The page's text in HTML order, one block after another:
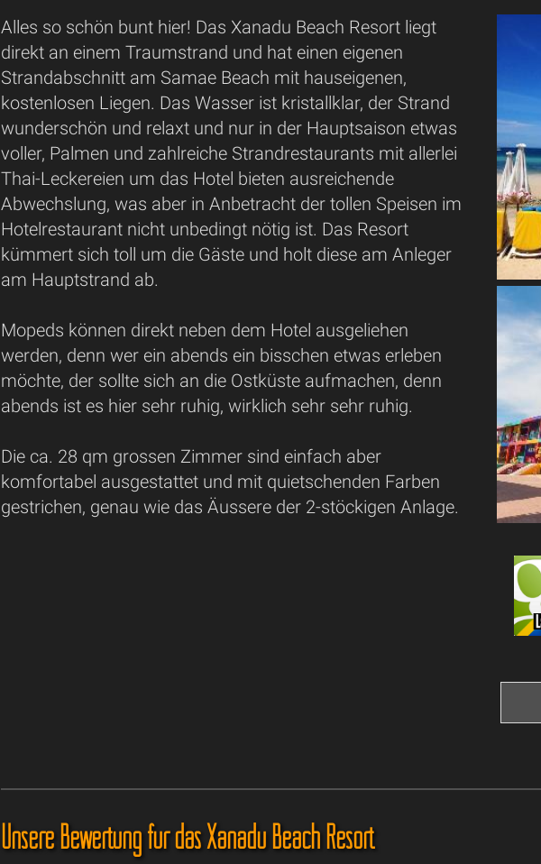
Alles so schön bunt hier! Das Xanadu Beach Resort liegt
direkt an einem Traumstrand und hat einen eigenen
Strandabschnitt am Samae Beach mit hauseigenen,
kostenlosen Liegen. Das Wasser ist kristallklar, der Strand
wunderschön und relaxt und nur in der Hauptsaison etwas
voller, Palmen und zahlreiche Strandrestaurants mit allerlei
Thai-Leckereien um das Hotel bieten ausreichende
Abwechslung, was aber in Anbetracht der tollen Speisen im
Hotelrestaurant nicht unbedingt nötig ist. Das Resort
kümmert sich toll um die Gäste und holt diese am Anleger
am Hauptstrand ab.
Mopeds können direkt neben dem Hotel ausgeliehen
werden, denn wer ein abends ein bisschen etwas erleben
möchte, der sollte sich an die Ostküste aufmachen, denn
abends ist es hier sehr ruhig, wirklich sehr sehr ruhig.
Die ca. 28 qm grossen Zimmer sind einfach aber
komfortabel ausgestattet und mit quietschenden Farben
gestrichen, genau wie das Äussere der 2-stöckigen Anlage.
Unsere Bewertung für das Xanadu Beach Resort